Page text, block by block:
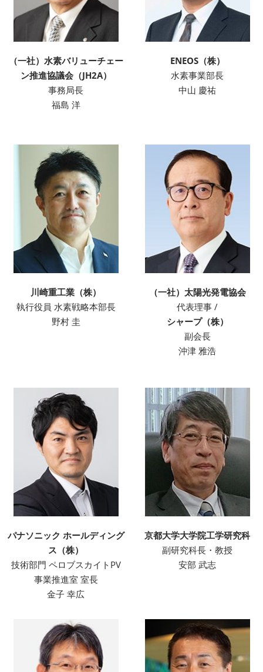
（一社）水素バリューチェー
ン推進協議会（JH2A）
事務局長
福島 洋
ENEOS（株）
水素事業部長
中山 慶祐
川崎重工業（株）
執行役員 水素戦略本部長
野村 圭
（一社）太陽光発電協会
代表理事 /
シャープ（株）
副会長
沖津 雅浩
パナソニック ホールディング
ス（株）
技術部門 ペロブスカイトPV
事業推進室 室長
金子 幸広
京都大学大学院工学研究科
副研究科長・教授
安部 武志